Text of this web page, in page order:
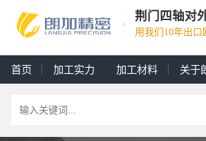
荆门四轴对
用我们10年出口
首页 加工实力 加工材料 关于